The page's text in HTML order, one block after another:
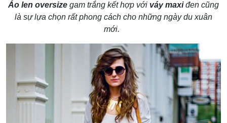
Áo len oversize gam trắng kết hợp với váy maxiđen cũng
là sự lựa chọn rất phong cách cho những ngày du xuân
mới.